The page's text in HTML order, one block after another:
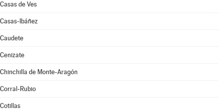
Casas de Ves
Casas-Ibáñez
Caudete
Cenizate
Chinchilla de Monte-Aragón
Corral-Rubio
Cotillas